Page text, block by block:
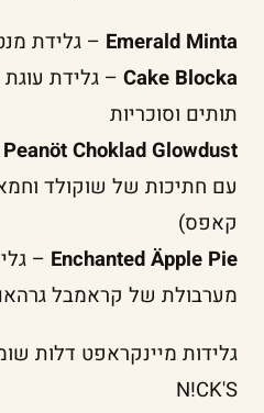
Emerald Minta – גלידת
Cake Blocka – גלידת
תותים וסוכריות
Peanöt Choklad Glowdust
עם חתיכות של שוקולד
קאפס)
Enchanted Äpple Pie
–
מערבולת של קראמבל
גלידות מיינקראפט דלות
N!CK'S